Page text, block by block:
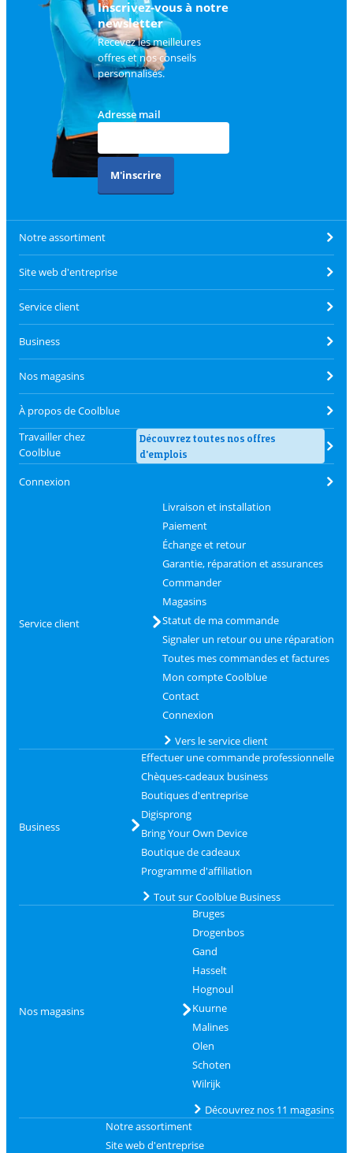
Inscrivez-vous à notre
newsletter
Recevez les meilleures
offres et nos conseils
personnalisés.
Adresse mail
M'inscrire
Notre assortiment
Site web d'entreprise
Service client
Business
Nos magasins
À propos de Coolblue
Travailler chez
Coolblue
Découvrez toutes nos offres
d'emplois
Connexion
Service client
Livraison et installation
Paiement
Échange et retour
Garantie, réparation et assurances
Commander
Magasins
Statut de ma commande
Signaler un retour ou une réparation
Toutes mes commandes et factures
Mon compte Coolblue
Contact
Connexion
Vers le service client
Business
Effectuer une commande professionnelle
Chèques-cadeaux business
Boutiques d'entreprise
Digisprong
Bring Your Own Device
Boutique de cadeaux
Programme d'affiliation
Tout sur Coolblue Business
Nos magasins
Bruges
Drogenbos
Gand
Hasselt
Hognoul
Kuurne
Malines
Olen
Schoten
Wilrijk
Découvrez nos 11 magasins
Notre assortiment
Site web d'entreprise